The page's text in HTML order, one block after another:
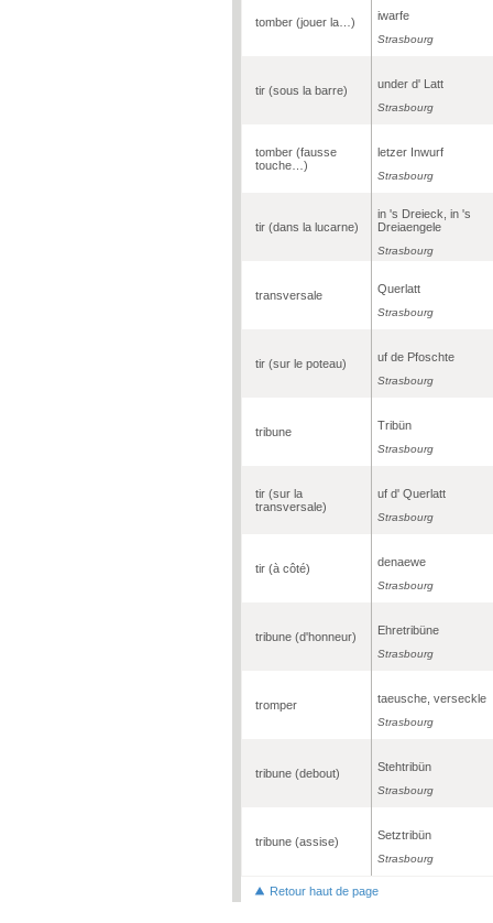
tomber (jouer la…) iwarfe
Strasbourg
tir (sous la barre) under d' Latt
Strasbourg
tomber (fausse
touche…)
letzer Inwurf
Strasbourg
tir (dans la lucarne)
in 's Dreieck, in 's
Dreiaengele
Strasbourg
transversale Querlatt
Strasbourg
tir (sur le poteau) uf de Pfoschte
Strasbourg
tribune Tribün
Strasbourg
tir (sur la
transversale)
uf d' Querlatt
Strasbourg
tir (à côté) denaewe
Strasbourg
tribune (d'honneur) Ehretribüne
Strasbourg
tromper taeusche, verseckle
Strasbourg
tribune (debout) Stehtribün
Strasbourg
tribune (assise) Setztribün
Strasbourg
Retour haut de page